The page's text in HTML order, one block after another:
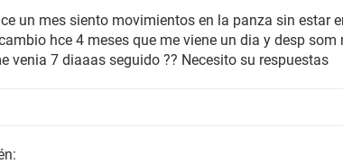
un mes siento movimientos en la panza sin estar
hce 4 meses que me viene un dia y desp som
venia 7 diaaas seguido ?? Necesito su respuestas